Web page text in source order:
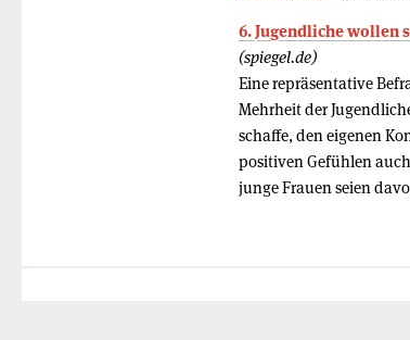
6. Jugendliche wollen
(spiegel.de)
Eine repräsentative
Mehrheit der
schaffe, den eigenen
positiven Gefühlen
junge Frauen seien